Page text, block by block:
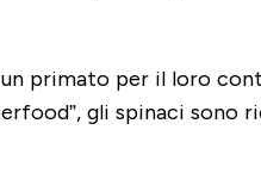
primato per il loro
gli spinaci sono